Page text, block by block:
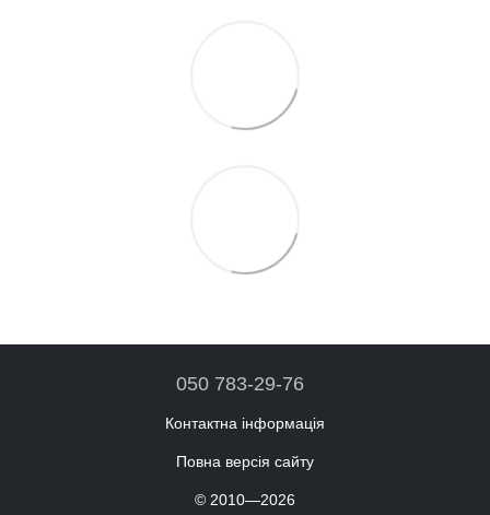
050 783-29-76
Контактна інформація
Повна версія сайту
© 2010—2026